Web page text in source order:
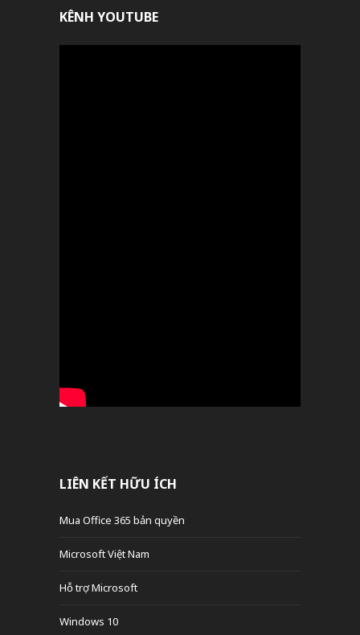
KÊNH YOUTUBE
LIÊN KẾT HỮU ÍCH
Mua Office 365 bản quyền
Microsoft Việt Nam
Hỗ trợ Microsoft
Windows 10